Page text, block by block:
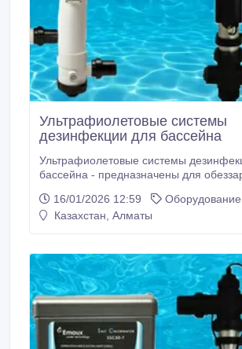
Ультрафиолетовые системы
дезинфекции для бассейна
Ультрафиолетовые системы
бассейна - предназначены для
ультрафиолетового излучения.
обработка нейтрализует запах хлора, уничтожает
раздражения.
16/01/2026 12:59
Казахстан, Алматы